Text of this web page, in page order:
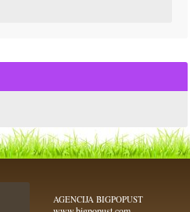
AGENCIJA BIGPOPUST